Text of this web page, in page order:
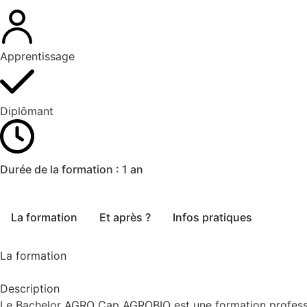
Apprentissage
Diplômant
Durée de la formation : 1 an
La formation Et après ? Infos pratiques
La formation
Description